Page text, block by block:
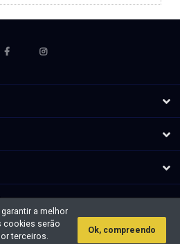
Direitos de autor &cópia; 2026 TM
a melhor
cookies serão
terceiros.
Ok, compreendo